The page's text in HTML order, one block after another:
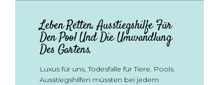
Leben Retten. Ausstiegshilfe Für
Den Pool Und Die Umwandlung
Des Gartens.
Luxus für uns, Todesfalle für Tiere. Pools.
Ausstiegshilfen müssten bei jedem